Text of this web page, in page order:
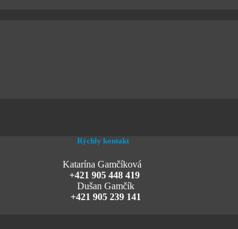
Rýchly kontakt
Katarína Gamčíková
+421 905 448 419
Dušan Gamčík
+421 905 239 141